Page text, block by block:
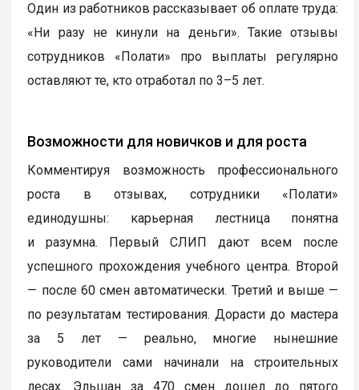
Один из работников рассказывает об оплате труда:
«Ни разу не кинули на деньги». Такие отзывы
сотрудников «Полати» про выплаты регулярно
оставляют те, кто отработал по 3–5 лет.
Возможности для новичков и для роста
Комментируя возможность профессионального
роста в отзывах, сотрудники «Полати»
единодушны: карьерная лестница понятна
и разумна. Первый СЛИП дают всем после
успешного прохождения учебного центра. Второй
— после 60 смен автоматически. Третий и выше —
по результатам тестирования. Дорасти до мастера
за 5 лет — реально, многие нынешние
руководители сами начинали на строительных
лесах. Эльшан за 470 смен дошел до пятого